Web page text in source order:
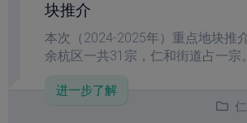
块推介
本次（2024-2025年）重点地块推
余杭区一共31宗，仁和街道占一宗。
进一步了解